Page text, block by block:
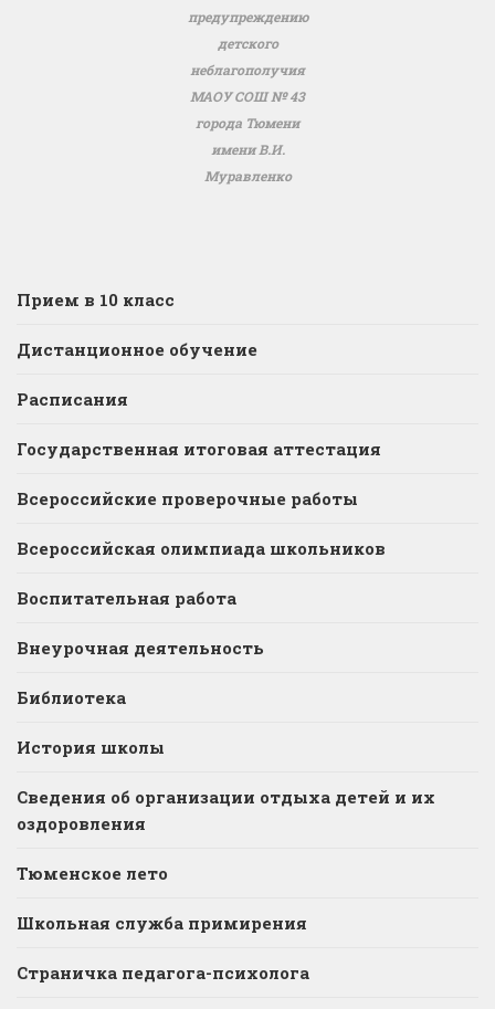
предупреждению
детского
неблагополучия
МАОУ СОШ № 43
города Тюмени
имени В.И.
Муравленко
Прием в 10 класс
Дистанционное обучение
Расписания
Государственная итоговая аттестация
Всероссийские проверочные работы
Всероссийская олимпиада школьников
Воспитательная работа
Внеурочная деятельность
Библиотека
История школы
Сведения об организации отдыха детей и их
оздоровления
Тюменское лето
Школьная служба примирения
Страничка педагога-психолога